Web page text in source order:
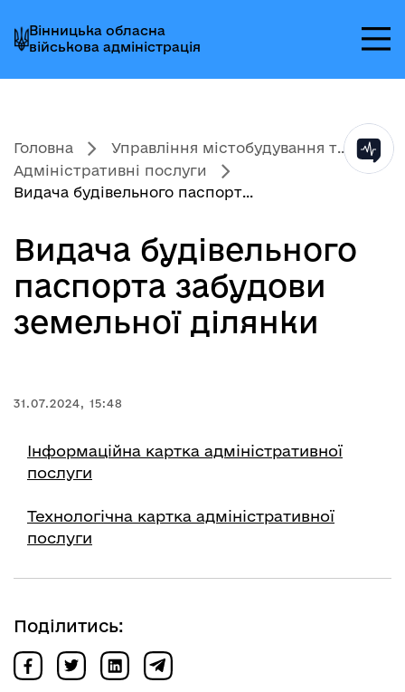
до
головного
меню
до
головного
вмісту
до
головного
колонтитула
Вінницька обласна
військова адміністрація
Головна
Управління містобудування т...
Адміністративні послуги
Видача будівельного паспорт...
Видача будівельного
паспорта забудови
земельної ділянки
31.07.2024, 15:48
Інформаційна картка адміністративної
послуги
Технологічна картка адміністративної
послуги
Поділитись: